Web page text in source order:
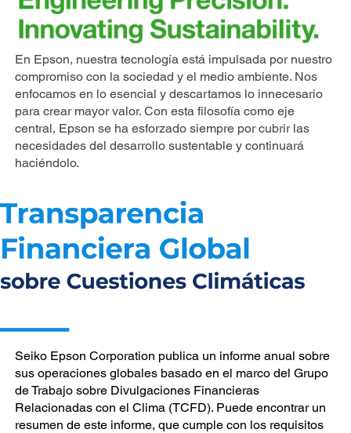
En Epson, nuestra tecnología está impulsada por nuestro
compromiso con la sociedad y el medio ambiente. Nos
enfocamos en lo esencial y descartamos lo innecesario
para crear mayor valor. Con esta filosofía como eje
central, Epson se ha esforzado siempre por cubrir las
necesidades del desarrollo sustentable y continuará
haciéndolo.
Seiko Epson Corporation publica un informe anual sobre
sus operaciones globales basado en el marco del Grupo
de Trabajo sobre Divulgaciones Financieras
Relacionadas con el Clima (TCFD). Puede encontrar un
resumen de este informe, que cumple con los requisitos